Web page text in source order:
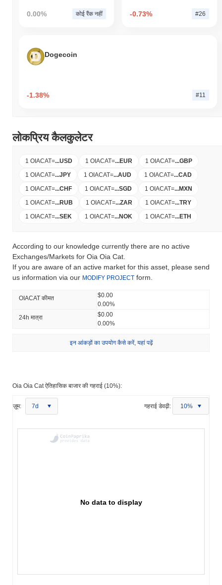
0.00% कोई रैंक नहीं -0.73% #26
Dogecoin
-1.38% #11
लोकप्रिय कैलकुलेटर
1 OIACAT=...USD 1 OIACAT=...EUR 1 OIACAT=...GBP
1 OIACAT=...JPY 1 OIACAT=...AUD 1 OIACAT=...CAD
1 OIACAT=...CHF 1 OIACAT=...SGD 1 OIACAT=...MXN
1 OIACAT=...RUB 1 OIACAT=...ZAR 1 OIACAT=...TRY
1 OIACAT=...SEK 1 OIACAT=...NOK 1 OIACAT=...ETH
According to our knowledge currently there are no active
Exchanges/Markets for Oia Oia Cat.
If you are aware of an active market for this asset, please send
us information via our MODIFY PROJECT form.
OIACAT कीमत
$0.00
0.00%
24h मात्रा
$0.00
0.00%
इन आंकड़ों का उपयोग कैसे करें, यहां पढ़ें
Oia Oia Cat ऐतिहासिक बाजार की गहराई (10%):
ज़ूम: 7d गहराई डेवढ़ी: 10%
No data to display